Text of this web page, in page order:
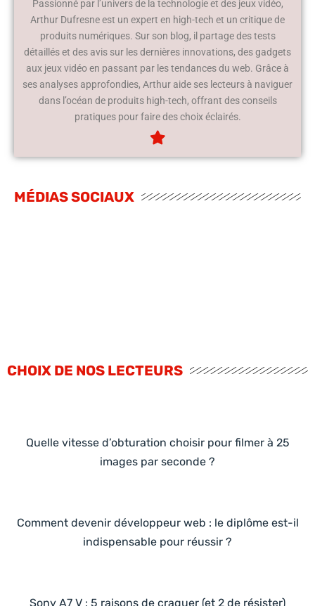
Passionné par l’univers de la technologie et des jeux vidéo,
Arthur Dufresne est un expert en high-tech et un critique de
produits numériques. Sur son blog, il partage des tests
détaillés et des avis sur les dernières innovations, des gadgets
aux jeux vidéo en passant par les tendances du web. Grâce à
ses analyses approfondies, Arthur aide ses lecteurs à naviguer
dans l’océan de produits high-tech, offrant des conseils
pratiques pour faire des choix éclairés.
MÉDIAS SOCIAUX
CHOIX DE NOS LECTEURS
Quelle vitesse d’obturation choisir pour filmer à 25
images par seconde ?
Comment devenir développeur web : le diplôme est-il
indispensable pour réussir ?
Sony A7 V : 5 raisons de craquer (et 2 de résister)